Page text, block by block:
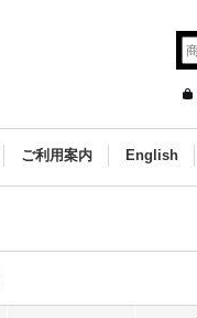
ご利用案内 English